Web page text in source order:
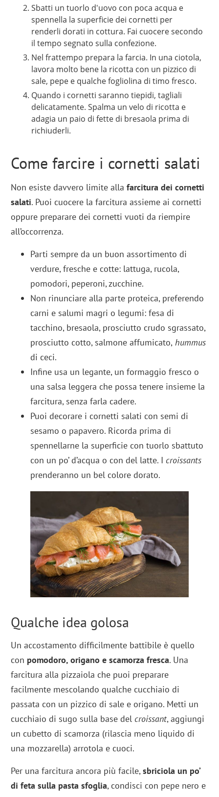
Sbatti un tuorlo d'uovo con poca acqua e
spennella la superficie dei cornetti per
renderli dorati in cottura. Fai cuocere secondo
il tempo segnato sulla confezione.
Nel frattempo prepara la farcia. In una ciotola,
lavora molto bene la ricotta con un pizzico di
sale, pepe e qualche fogliolina di timo fresco.
Quando i cornetti saranno tiepidi, tagliali
delicatamente. Spalma un velo di ricotta e
adagia un paio di fette di bresaola prima di
richiuderli.
Come farcire i cornetti salati
Non esiste davvero limite allafarcitura dei cornetti
salati. Puoi cuocere la farcitura assieme ai cornetti
oppure preparare dei cornetti vuoti da riempire
all’occorrenza.
Parti sempre da un buon assortimento di
verdure, fresche e cotte: lattuga, rucola,
pomodori, peperoni, zucchine.
Non rinunciare alla parte proteica, preferendo
carni e salumi magri o legumi: fesa di
tacchino, bresaola, prosciutto crudo sgrassato,
prosciutto cotto, salmone affumicato, hummus
di ceci.
Infine usa un legante, un formaggio fresco o
una salsa leggera che possa tenere insieme la
farcitura, senza farla cadere.
Puoi decorare i cornetti salati con semi di
sesamo o papavero. Ricorda prima di
spennellarne la superficie con tuorlo sbattuto
con un po’ d’acqua o con del latte. I croissants
prenderanno un bel colore dorato.
Qualche idea golosa
Un accostamento difficilmente battibile è quello
con pomodoro, origano e scamorza fresca. Una
farcitura alla pizzaiola che puoi preparare
facilmente mescolando qualche cucchiaio di
passata con un pizzico di sale e origano. Metti un
cucchiaio di sugo sulla base del croissant, aggiungi
un cubetto di scamorza (rilascia meno liquido di
una mozzarella) arrotola e cuoci.
Per una farcitura ancora più facile,sbriciola un po’
di feta sulla pasta sfoglia, condisci con pepe nero e